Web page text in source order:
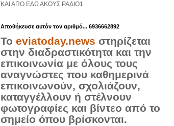
ΚΑΙ ΑΠΟ ΕΔΩ ΑΚΟΥΣ ΡΑΔΙΟ1
Aποθήκευσε αυτόν τον αριθμό... 6936662892
Το eviatoday.news στηρίζεται
στην διαδραστικότητα και την
επικοινωνία με όλους τους
αναγνώστες που καθημερινά
επικοινωνούν, σχολιάζουν,
καταγγέλλουν ή στέλνουν
φωτογραφίες και βίντεο από το
σημείο όπου βρίσκονται.